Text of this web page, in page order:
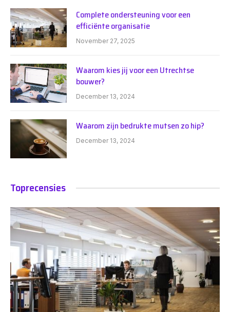
Complete ondersteuning voor een
efficiënte organisatie
November 27, 2025
Waarom kies jij voor een Utrechtse
bouwer?
December 13, 2024
Waarom zijn bedrukte mutsen zo hip?
December 13, 2024
Toprecensies